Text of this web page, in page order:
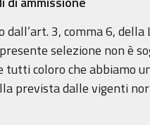
dall’art. 3, comma 6,
selezione non è
tutti coloro che abbiamo
prevista dalle vigenti